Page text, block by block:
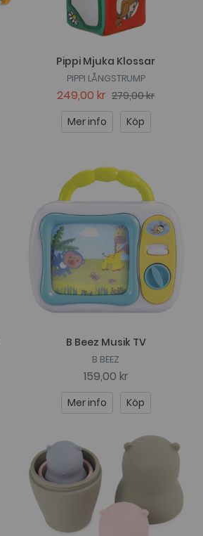
Pippi Mjuka Klossar
PIPPI LÅNGSTRUMP
249,00 kr 279,00 kr
Mer info
Köp
B Beez Musik TV
B BEEZ
159,00 kr
Mer info Köp